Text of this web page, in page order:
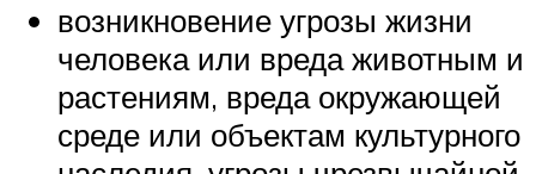
возникновение угрозы жизни
человека или вреда животным и
растениям, вреда окружающей
среде или объектам культурного